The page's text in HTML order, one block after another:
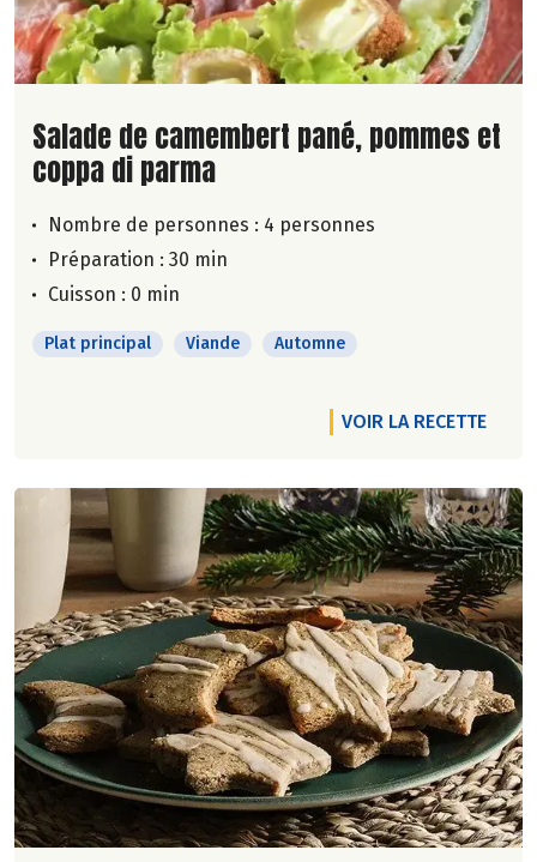
Lire la suite de la recette
Salade de camembert pané, pommes et
coppa di parma
Nombre de personnes : 4 personnes
Préparation : 30 min
Cuisson : 0 min
Plat principal Viande Automne
VOIR LA RECETTE